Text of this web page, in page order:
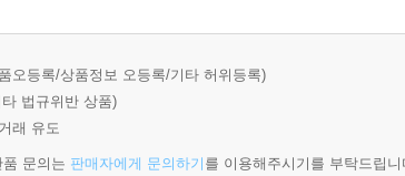
오등록/상품정보 오등록/기타 허위등록)
법규위반 상품)
래 유도
문의는 판매자에게 문의하기 를 이용해주시기를 부탁드립니